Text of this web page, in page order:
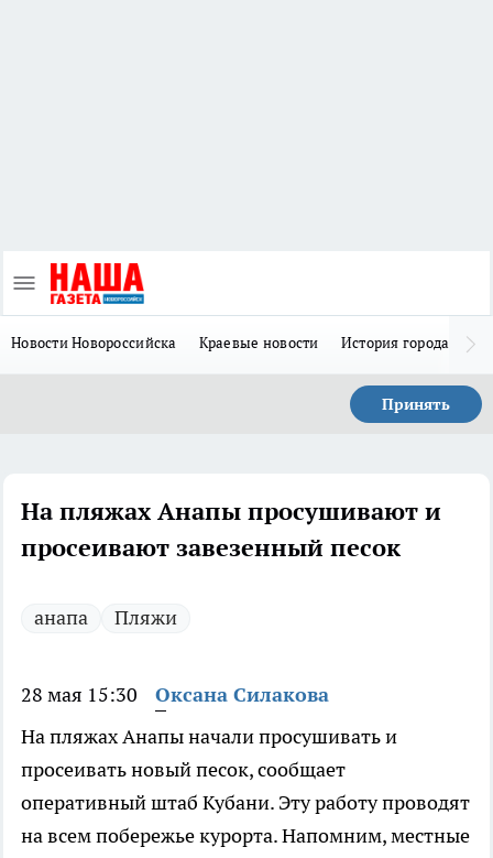
Новости Новороссийска Краевые новости История города Н
Принять
На пляжах Анапы просушивают и
просеивают завезенный песок
анапа Пляжи
28 мая 15:30
Оксана Силакова
На пляжах Анапы начали просушивать и
просеивать новый песок, сообщает
оперативный штаб Кубани. Эту работу проводят
на всем побережье курорта. Напомним, местные